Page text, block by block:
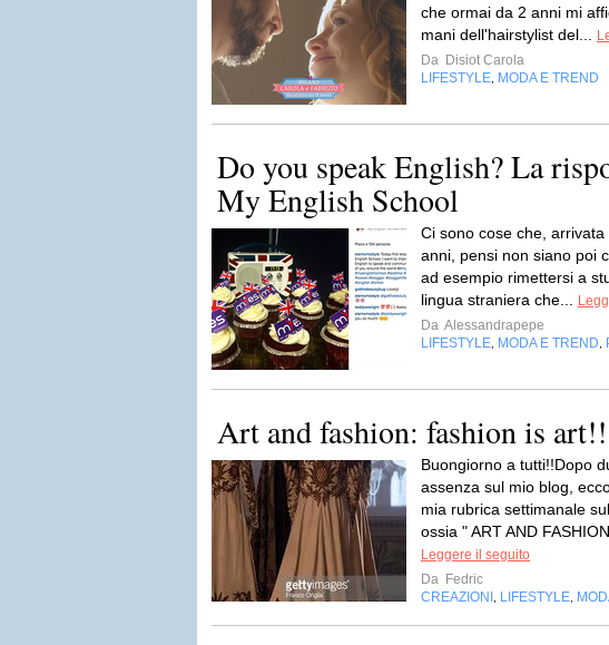
che ormai da 2 anni mi
mani dell'hairstylist del...
Da Disiot Carola
LIFESTYLE MODA E TREND
Do you speak English? La
My English School
Ci sono cose che,
anni, pensi non siano poi
ad esempio rimettersi a
lingua straniera che...
Da Alessandrapepe
LIFESTYLE MODA E TREND
Art and fashion: fashion is art!!
Buongiorno a tutti!!Dopo
assenza sul mio blog,
mia rubrica settimanale
ossia " ART AND
Leggere il seguito
Da Fedric
CREAZIONI
LIFESTYLE